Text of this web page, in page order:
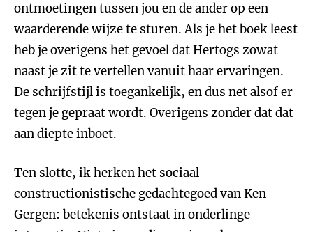
ontmoetingen tussen jou en de ander op een
waarderende wijze te sturen. Als je het boek leest
heb je overigens het gevoel dat Hertogs zowat
naast je zit te vertellen vanuit haar ervaringen.
De schrijfstijl is toegankelijk, en dus net alsof er
tegen je gepraat wordt. Overigens zonder dat dat
aan diepte inboet.
Ten slotte, ik herken het sociaal
constructionistische gedachtegoed van Ken
Gergen: betekenis ontstaat in onderlinge